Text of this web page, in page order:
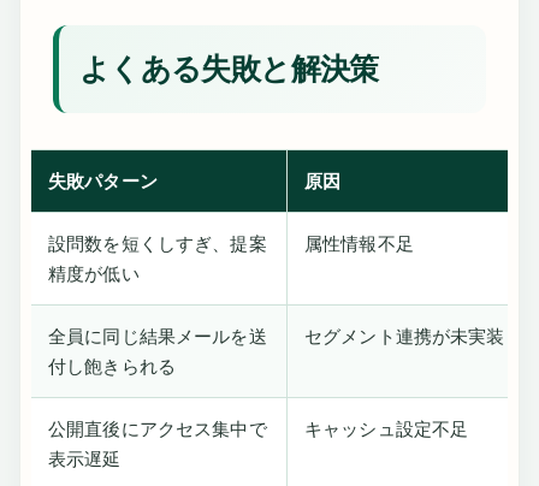
よくある失敗と解決策
失敗パターン 原因
設問数を短くしすぎ、提案
精度が低い
属性情報不足
全員に同じ結果メールを送
付し飽きられる
セグメント連携が未実装
公開直後にアクセス集中で
表示遅延
キャッシュ設定不足